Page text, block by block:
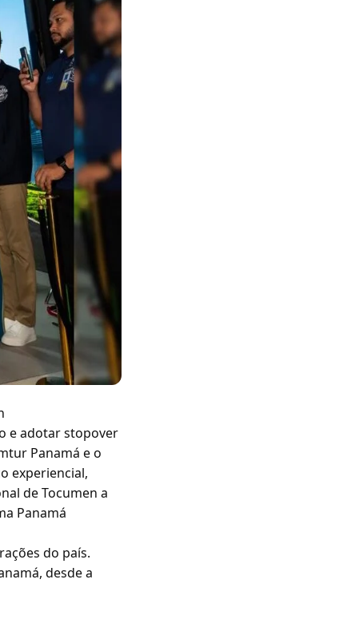
e adotar stopover
Panamá e o
experiencial,
de Tocumen a
Panamá
do país.
desde a